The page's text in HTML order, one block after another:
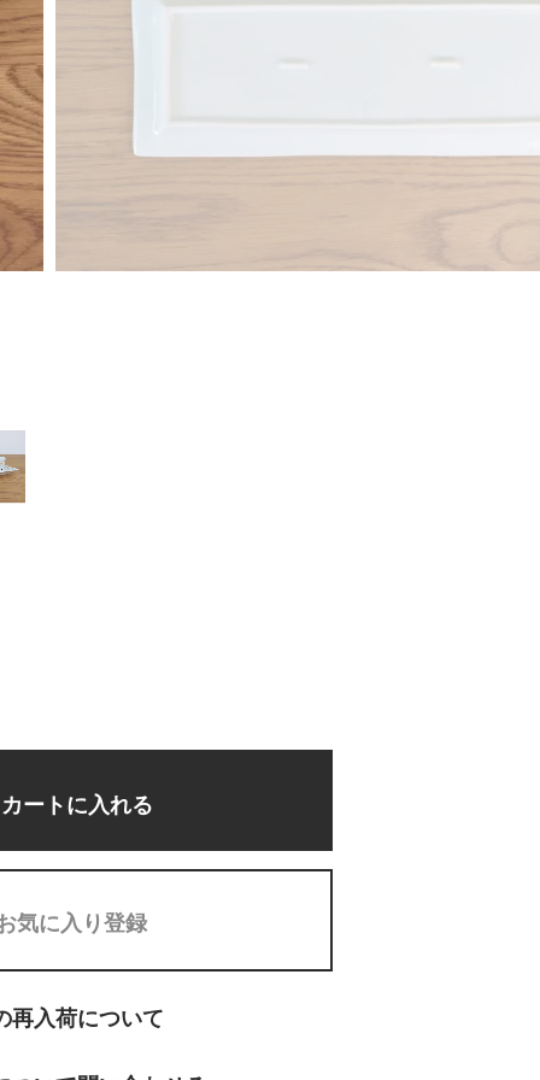
カートに入れる
気に入り登録
再入荷について